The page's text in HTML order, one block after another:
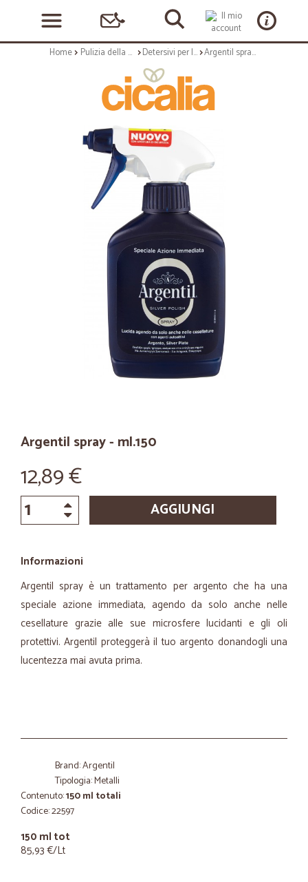
Home Pulizia della casa Detersivi per la casa Argentil spray - ml.150
Argentil spray - ml.150
12,89 €
AGGIUNGI
Informazioni
Argentil spray è un trattamento per argento che ha una
speciale azione immediata, agendo da solo anche nelle
cesellature grazie alle sue microsfere lucidanti e gli oli
protettivi. Argentil proteggerà il tuo argento donandogli una
lucentezza mai avuta prima.
Brand: Argentil
Tipologia: Metalli
Contenuto:150 ml totali
Codice: 22597
150 ml tot
85,93 €/Lt